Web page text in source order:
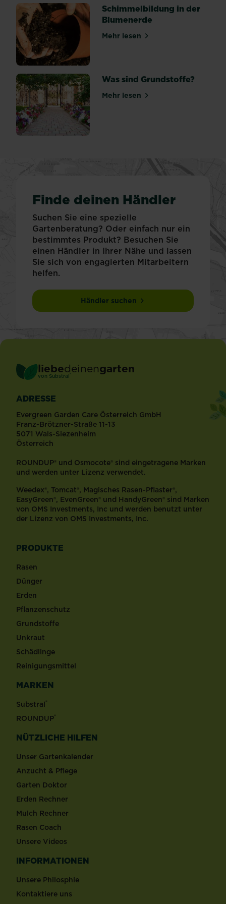
Schimmelbildung in der
Blumenerde
Mehr lesenüber Schimmelbildung in
Was sind Grundstoffe?
Mehr lesenüber Was sind Grundstoffe?
Finde deinen Händler
Suchen Sie eine spezielle
Gartenberatung? Oder einfach nur ein
bestimmtes Produkt? Besuchen Sie
einen Händler in Ihrer Nähe und lassen
Sie sich von engagierten Mitarbeitern
helfen.
Händler suchen
liebedeinengarten
von Substral ®
ADRESSE
Evergreen Garden Care Österreich GmbH
Franz-Brötzner-Straße 11-13
5071 Wals-Siezenheim
Österreich
ROUNDUP® und Osmocote® sind eingetragene Marken
und werden unter Lizenz verwendet.
Weedex®, Tomcat®, Magisches Rasen-Pflaster®,
EasyGreen®, EvenGreen® und HandyGreen® sind Marken
von OMS Investments, Inc und werden benutzt unter
der Lizenz von OMS Investments, Inc.
PRODUKTE
Rasen
Dünger
Erden
Pflanzenschutz
Grundstoffe
Unkraut
Schädlinge
Reinigungsmittel
MARKEN
Substral®
ROUNDUP®
NÜTZLICHE HILFEN
Unser Gartenkalender
Anzucht & Pflege
Garten Doktor
Erden Rechner
Mulch Rechner
Rasen Coach
Unsere Videos
INFORMATIONEN
Unsere Philosphie
Kontaktiere uns